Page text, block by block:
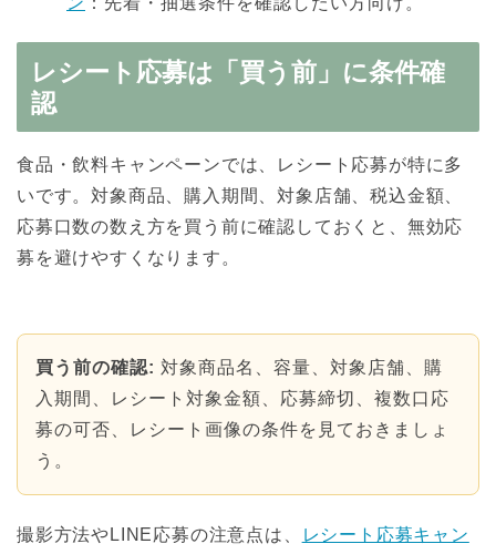
レシート応募は「買う前」に条件確
認
食品・飲料キャンペーンでは、レシート応募が特に多
いです。対象商品、購入期間、対象店舗、税込金額、
応募口数の数え方を買う前に確認しておくと、無効応
募を避けやすくなります。
買う前の確認: 対象商品名、容量、対象店舗、購
入期間、レシート対象金額、応募締切、複数口応
募の可否、レシート画像の条件を見ておきましょ
う。
撮影方法やLINE応募の注意点は、
レシート応募キャン